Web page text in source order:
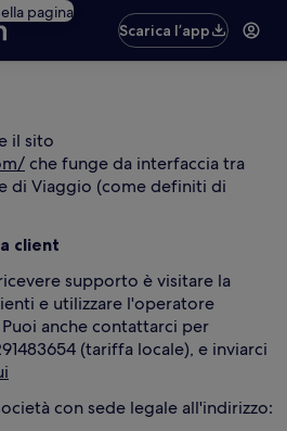
pagina
Scarica l’app
il sito
che funge da interfaccia tra
di Viaggio (come definiti di
client
supporto è visitare la
e utilizzare l'operatore
Puoi anche contattarci per
(tariffa locale), e inviarci
con sede legale all'indirizzo: